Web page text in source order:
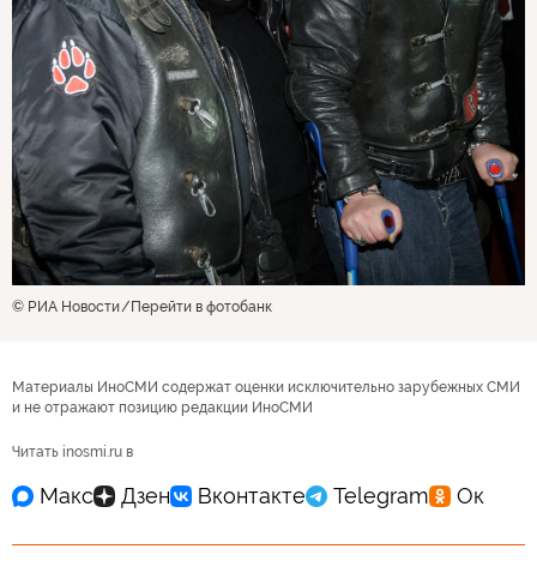
© РИА Новости Перейти в фотобанк
Материалы ИноСМИ содержат оценки исключительно зарубежных СМИ
и не отражают позицию редакции ИноСМИ
Читать inosmi.ru в